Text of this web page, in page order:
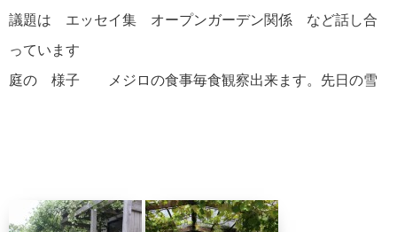
議題は エッセイ集 オープンガーデン関係 など話し合
っています
庭の 様子 メジロの食事毎食観察出来ます。先日の雪